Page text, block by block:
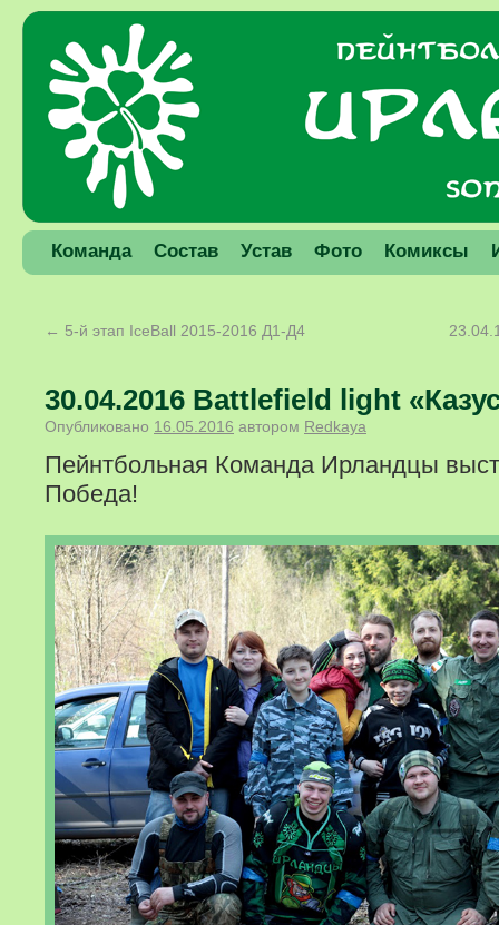
Команда Состав Устав Фото Комиксы
← 5-й этап IceBall 2015-2016 Д1-Д4
30.04.2016 Battlefield light
Опубликовано 16.05.2016 автором Redkaya
Пейнтбольная Команда Ирландцы
Победа!